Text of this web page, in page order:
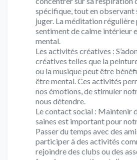
spécifique, tout en observant
juger. La méditation
sentiment de calme intérieur
mental.
Les activités créatives :
créatives telles que la
ou la musique peut être
être mental. Ces activités
nos émotions, de stimuler
nous détendre.
Le contact social : Maintenir
saines est important pour
Passer du temps avec des
participer à des activités
rejoindre des clubs ou des